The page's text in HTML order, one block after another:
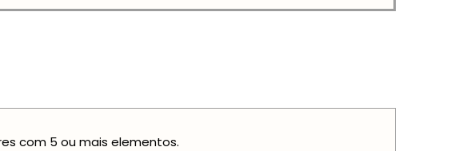
com 5 ou mais elementos.